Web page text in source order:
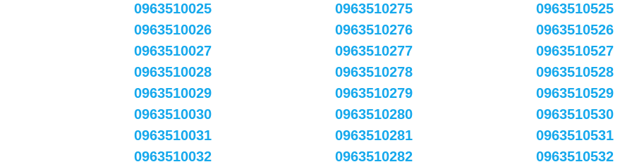
0963510025
0963510026
0963510027
0963510028
0963510029
0963510030
0963510031
0963510032
0963510275
0963510276
0963510277
0963510278
0963510279
0963510280
0963510281
0963510282
0963510525
0963510526
0963510527
0963510528
0963510529
0963510530
0963510531
0963510532